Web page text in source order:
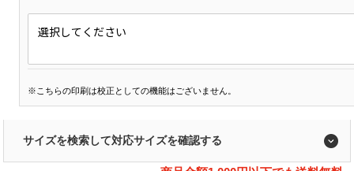
選択してください
※こちらの印刷は校正としての機能はございません。
サイズを検索して対応サイズを確認する